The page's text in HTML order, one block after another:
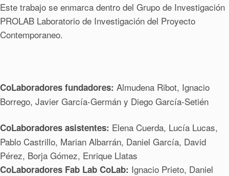
Este trabajo se enmarca dentro del Grupo de Investigación
PROLAB Laboratorio de Investigación del Proyecto
Contemporaneo.
CoLaboradores fundadores: Almudena Ribot, Ignacio
Borrego, Javier García-Germán y Diego García-Setién
CoLaboradores asistentes: Elena Cuerda, Lucía Lucas,
Pablo Castrillo, Marian Albarrán, Daniel García, David
Pérez, Borja Gómez, Enrique Llatas
CoLaboradores Fab Lab CoLab: Ignacio Prieto, Daniel